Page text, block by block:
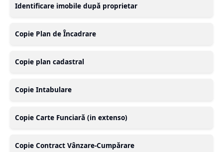
Identificare imobile după proprietar
Copie Plan de Încadrare
Copie plan cadastral
Copie Intabulare
Copie Carte Funciară (in extenso)
Copie Contract Vânzare-Cumpărare